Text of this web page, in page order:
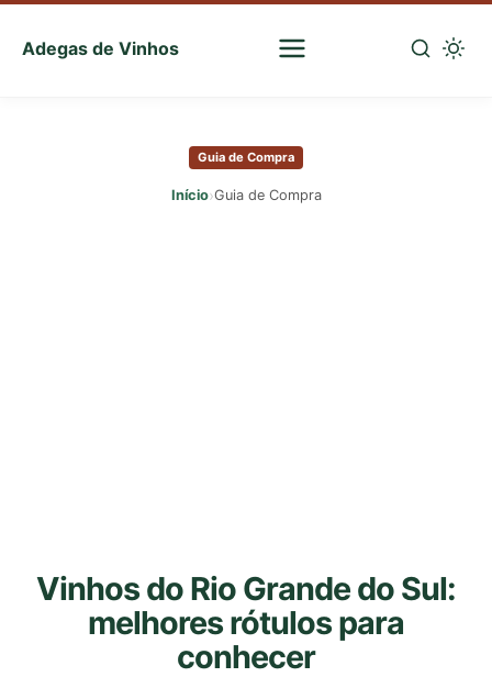
Adegas de Vinhos
Sua
Guia de Compra
Início›Guia de Compra
Vinhos do Rio Grande do Sul:
melhores rótulos para
conhecer